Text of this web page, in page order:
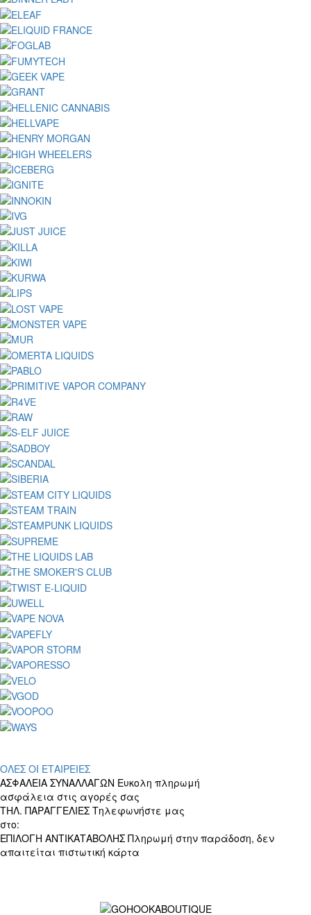
ΟΛΕΣ ΟΙ ΕΤΑΙΡΕΙΕΣ
ΑΣΦΑΛΕΙΑ ΣΥΝΑΛΛΑΓΩΝ Ευκολη πληρωμή
ασφάλεια στις αγορές σας
ΤΗΛ. ΠΑΡΑΓΓΕΛΙΕΣ Τηλεφωνήστε μας
στο:
ΕΠΙΛΟΓΗ ΑΝΤΙΚΑΤΑΒΟΛΗΣ Πληρωμή στην παράδοση, δεν
απαιτείται πιστωτική κάρτα